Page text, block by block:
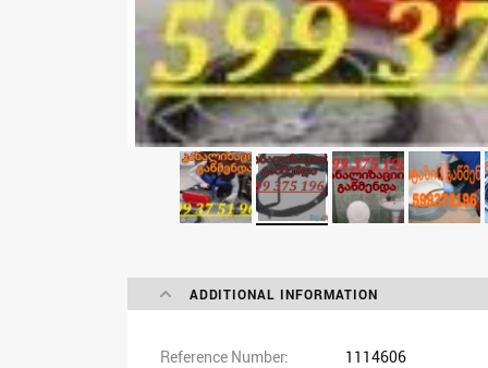
ADDITIONAL INFORMATION
Reference Number
1114606